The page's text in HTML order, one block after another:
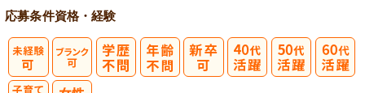
応募条件資格・経験